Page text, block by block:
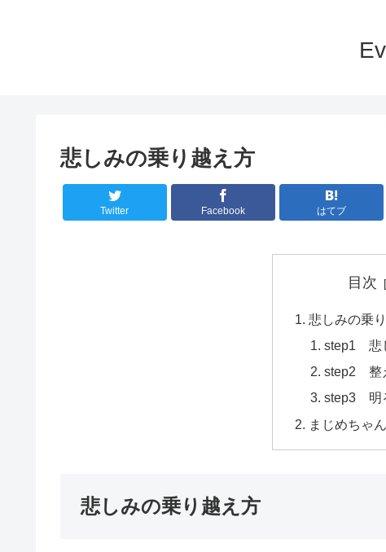
悲しみの乗り越え方
Twitter Facebook はてブ
目次
悲しみの乗
step1 悲
step2 整
step3 明
まじめちゃ
悲しみの乗り越え方